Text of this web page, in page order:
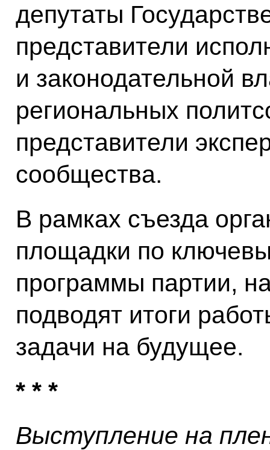
депутаты
представители
и законодательной
региональных
представители
сообщества.
В рамках съезда
площадки по
программы партии,
подводят итоги
задачи на будущее.
* * *
Выступление на